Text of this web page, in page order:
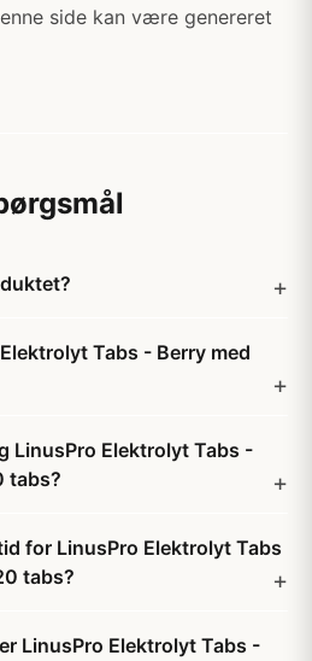
side kan være genereret
Tabs - Berry med
LinusPro Elektrolyt Tabs -
tabs?
for LinusPro Elektrolyt Tabs
tabs?
LinusPro Elektrolyt Tabs -